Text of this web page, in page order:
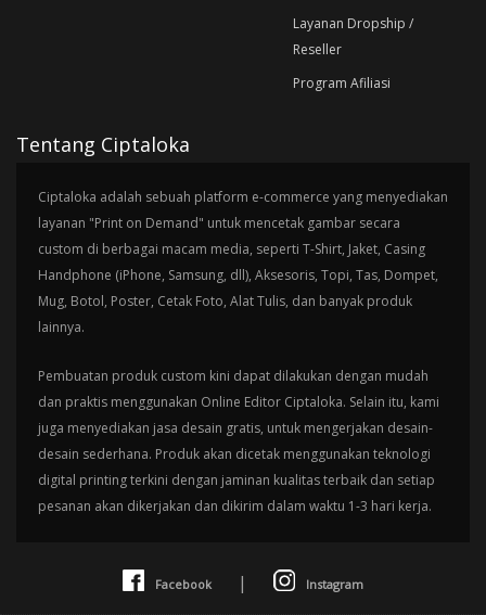
Layanan Dropship /
Reseller
Program Afiliasi
Tentang Ciptaloka
Ciptaloka adalah sebuah platform e-commerce yang menyediakan
layanan "Print on Demand" untuk mencetak gambar secara
custom di berbagai macam media, seperti T-Shirt, Jaket, Casing
Handphone (iPhone, Samsung, dll), Aksesoris, Topi, Tas, Dompet,
Mug, Botol, Poster, Cetak Foto, Alat Tulis, dan banyak produk
lainnya.
Pembuatan produk custom kini dapat dilakukan dengan mudah
dan praktis menggunakan Online Editor Ciptaloka. Selain itu, kami
juga menyediakan jasa desain gratis, untuk mengerjakan desain-
desain sederhana. Produk akan dicetak menggunakan teknologi
digital printing terkini dengan jaminan kualitas terbaik dan setiap
pesanan akan dikerjakan dan dikirim dalam waktu 1-3 hari kerja.
Facebook | Instagram